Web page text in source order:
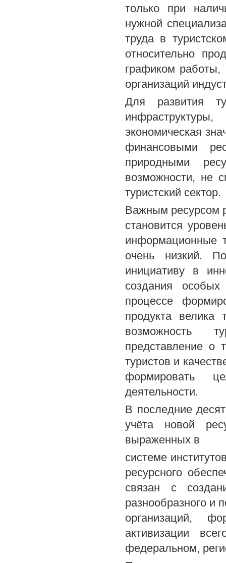
только при
нужной
труда в
относительно
графиком работы,
организаций
Для развития
экономическая
финансовыми
природными
возможности, не
туристский сектор.
Важным ресурсом
становится
информационные
очень низкий.
инициативу в
создания особых
процессе
продукта велика
возможность
представление о
туристов и
формировать
деятельности.
В последние
учёта новой
выраженных в
системе
ресурсного
связан с
разнообразного и
организаций,
активизации
федеральном,